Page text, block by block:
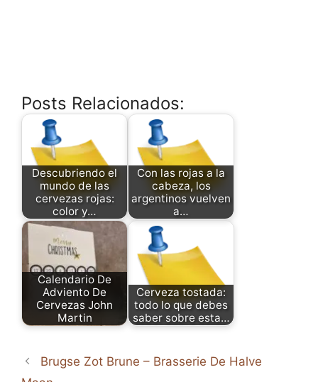
Posts Relacionados:
Descubriendo el
mundo de las
cervezas rojas:
color y…
Con las rojas a la
cabeza, los
argentinos vuelven
a…
Calendario De
Adviento De
Cervezas John
Martin
Cerveza tostada:
todo lo que debes
saber sobre esta…
Brugse Zot Brune – Brasserie De Halve